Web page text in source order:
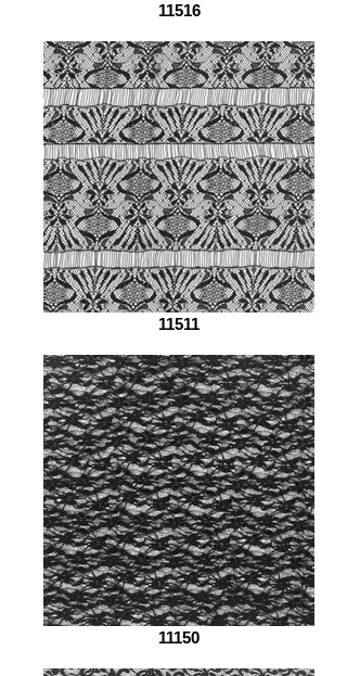
11516
11511
11150